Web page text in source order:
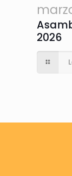
2026